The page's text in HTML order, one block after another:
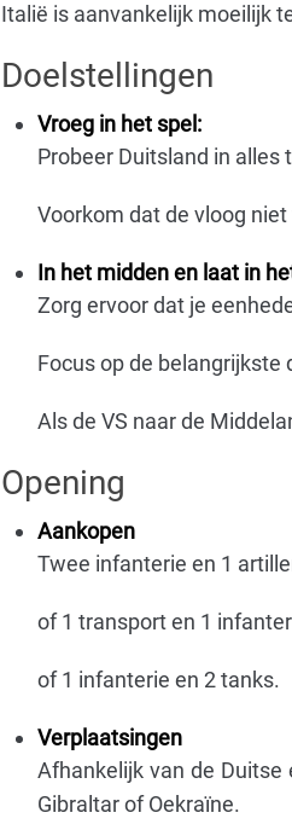
Italië is aanvankelijk moeilijk
Doelstellingen
Vroeg in het spel:
Probeer Duitsland in alles
Voorkom dat de vloog
In het midden en laat in
Zorg ervoor dat je
Focus op de belangrijkste
Als de VS naar de
Opening
Aankopen
Twee infanterie en 1
of 1 transport en 1
of 1 infanterie en 2 tanks.
Verplaatsingen
Afhankelijk van de Duitse
Gibraltar of Oekraïne.